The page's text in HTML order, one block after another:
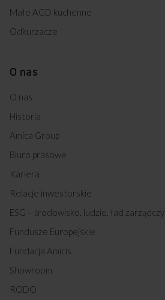
Małe AGD kuchenne
Odkurzacze
O nas
O nas
Historia
Amica Group
Biuro prasowe
Kariera
Relacje inwestorskie
ESG – środowisko, ludzie, ład zarządczy
Fundusze Europejskie
Fundacja Amicis
Showroom
RODO